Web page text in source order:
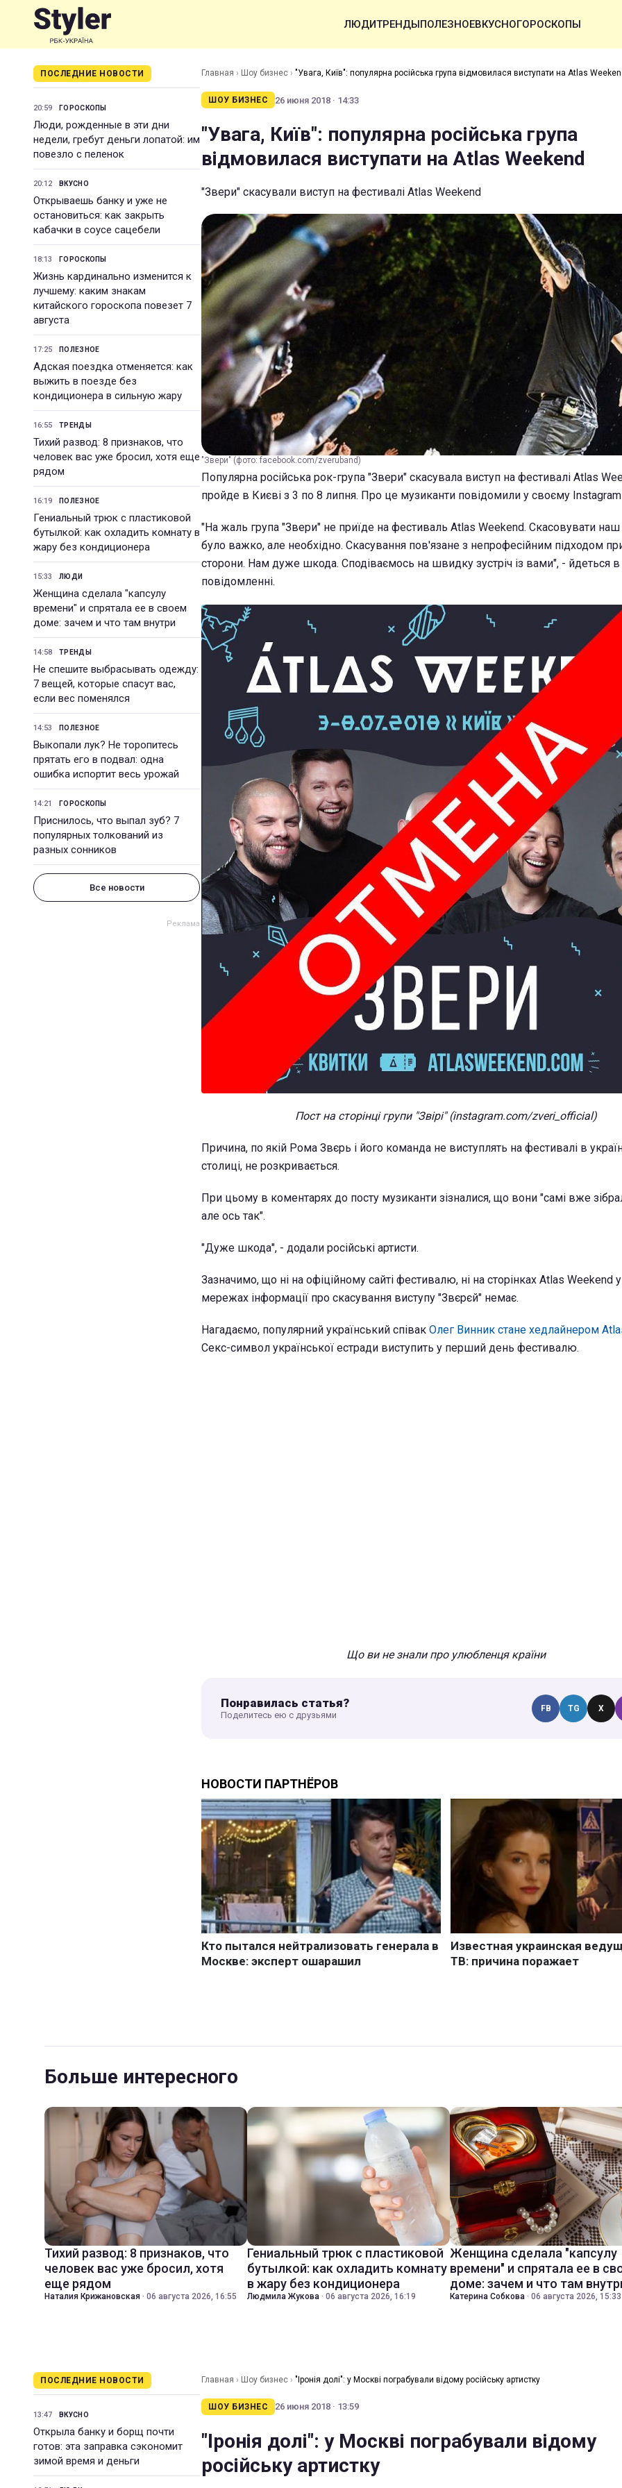
ЛЮДИТРЕНДЫПОЛЕЗНОЕВКУСНОГОРОСКОПЫ
ПОСЛЕДНИЕ НОВОСТИ
20:59 ГОРОСКОПЫ
Люди, рожденные в эти дни
недели, гребут деньги лопатой: им
повезло с пеленок
20:12 ВКУСНО
Открываешь банку и уже не
остановиться: как закрыть
кабачки в соусе сацебели
18:13 ГОРОСКОПЫ
Жизнь кардинально изменится к
лучшему: каким знакам
китайского гороскопа повезет 7
августа
17:25 ПОЛЕЗНОЕ
Адская поездка отменяется: как
выжить в поезде без
кондиционера в сильную жару
16:55 ТРЕНДЫ
Тихий развод: 8 признаков, что
человек вас уже бросил, хотя еще
рядом
16:19 ПОЛЕЗНОЕ
Гениальный трюк с пластиковой
бутылкой: как охладить комнату в
жару без кондиционера
15:33 ЛЮДИ
Женщина сделала "капсулу
времени" и спрятала ее в своем
доме: зачем и что там внутри
14:58 ТРЕНДЫ
Не спешите выбрасывать одежду:
7 вещей, которые спасут вас,
если вес поменялся
14:53 ПОЛЕЗНОЕ
Выкопали лук? Не торопитесь
прятать его в подвал: одна
ошибка испортит весь урожай
14:21 ГОРОСКОПЫ
Приснилось, что выпал зуб? 7
популярных толкований из
разных сонников
Все новости
Главная › Шоу бизнес › "Увага, Київ": популярна російська група відмовилася виступати на Atlas
ШОУ БИЗНЕС 26 июня 2018 · 14:33
"Увага, Київ": популярна російська група
відмовилася виступати на Atlas Weekend
"Звери" скасували виступ на фестивалі Atlas Weekend
"Звери" (фото: facebook.com/zveruband)
Популярна російська рок-група "Звери" скасувала виступ на фестивалі Atlas
пройде в Києві з 3 по 8 липня. Про це музиканти повідомили у своєму
"На жаль група "Звери" не приїде на фестиваль Atlas Weekend. Скасовувати
було важко, але необхідно. Скасування пов'язане з непрофесійним підходом
сторони. Нам дуже шкода. Сподіваємось на швидку зустріч із вами", - йдеться в
повідомленні.
Пост на сторінці групи "Звірі" (instagram.com/zveri_official)
Причина, по якій Рома Звєрь і його команда не виступлять на фестивалі в
столиці, не розкривається.
При цьому в коментарях до посту музиканти зізналися, що вони "самі вже
але ось так".
"Дуже шкода", - додали російські артисти.
Зазначимо, що ні на офіційному сайті фестивалю, ні на сторінках Atlas Weekend
мережах інформації про скасування виступу "Звєрєй" немає.
Нагадаємо, популярний український співак Олег Винник стане хедлайнером
Секс-символ української естради виступить у перший день фестивалю.
Що ви не знали про улюбленця країни
Понравилась статья?
Поделитесь ею с друзьями
FB TG X
Больше интересного
Тихий развод: 8 признаков, что
человек вас уже бросил, хотя
еще рядом
Наталия Крижановская · 06 августа 2026, 16:55
Гениальный трюк с пластиковой
бутылкой: как охладить комнату
в жару без кондиционера
Людмила Жукова · 06 августа 2026, 16:19
Женщина сделала "капсулу
времени" и спрятала ее в
доме: зачем и что там
Катерина Собкова · 06 августа 2026, 15:33
ПОСЛЕДНИЕ НОВОСТИ
13:47 ВКУСНО
Открыла банку и борщ почти
готов: эта заправка сэкономит
зимой время и деньги
Главная › Шоу бизнес › "Іронія долі": у Москві пограбували відому російську артистку
ШОУ БИЗНЕС 26 июня 2018 · 13:59
"Іронія долі": у Москві пограбували відому
російську артистку